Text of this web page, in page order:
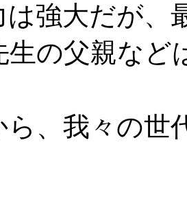
は強大だが、
生の父親など
ら、我々の世